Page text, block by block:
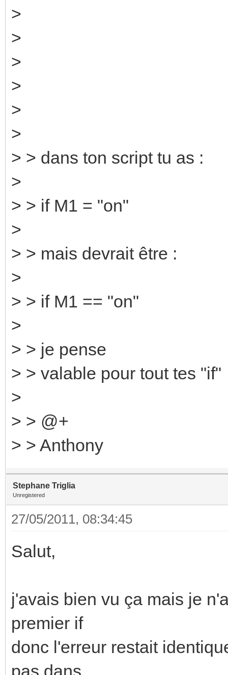
>
>
>
>
>
>
> > dans ton script tu as :
>
> > if M1 = "on"
>
> > mais devrait être :
>
> > if M1 == "on"
>
> > je pense
> > valable pour tout tes "if"
>
> > @+
> > Anthony
Stephane Triglia
Unregistered
27/05/2011, 08:34:45
Salut,
j'avais bien vu ça mais je
premier if
donc l'erreur restait
pas dans